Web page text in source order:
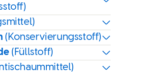
(Konservierungsstoff)
(Füllstoff)